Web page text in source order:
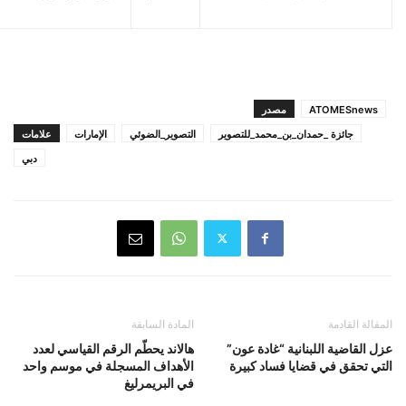
مصدر
ATOMESnews
علامات
الإمارات التصوير_الضوئي
جائزة _حمدان_بن_محمد_للتصوير
دبي
المادة السابقة
هالاند يحطّم الرقم القياسي لعدد
الأهداف المسجلة في موسم واحد
في البريمرليغ
المقالة القادمة
عزل القاضية اللبنانية “غادة عون”
التي تحقق في قضايا فساد كبيرة